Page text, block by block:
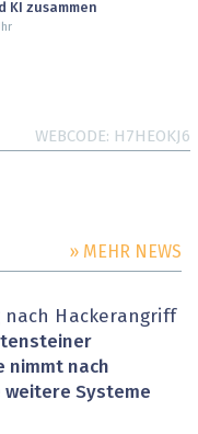
KI zusammen
WEBCODE H7HEOKJ6
» MEHR NEWS
Hackerangriff
nimmt nach
Systeme